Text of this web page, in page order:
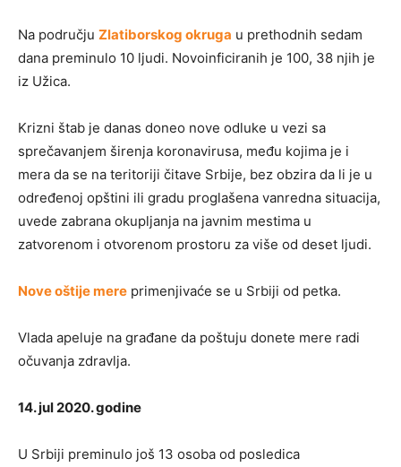
Na području Zlatiborskog okruga u prethodnih sedam
dana preminulo 10 ljudi. Novoinficiranih je 100, 38 njih je
iz Užica.
Krizni štab je danas doneo nove odluke u vezi sa
sprečavanjem širenja koronavirusa, među kojima je i
mera da se na teritoriji čitave Srbije, bez obzira da li je u
određenoj opštini ili gradu proglašena vanredna situacija,
uvede zabrana okupljanja na javnim mestima u
zatvorenom i otvorenom prostoru za više od deset ljudi.
Nove oštije mere primenjivaće se u Srbiji od petka.
Vlada apeluje na građane da poštuju donete mere radi
očuvanja zdravlja.
14. jul 2020. godine
U Srbiji preminulo još 13 osoba od posledica